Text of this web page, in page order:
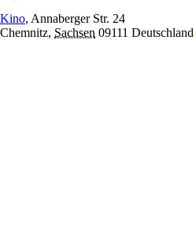
Kino, Annaberger Str. 24
Chemnitz, Sachsen 09111 Deutschland